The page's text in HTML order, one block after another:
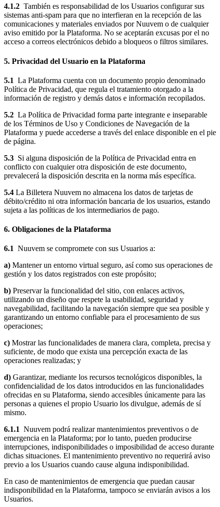
4.1.2 También es responsabilidad de los Usuarios configurar sus
sistemas anti-spam para que no interfieran en la recepción de las
comunicaciones y materiales enviados por Nuuvem o de cualquier
aviso emitido por la Plataforma. No se aceptarán excusas por el no
acceso a correos electrónicos debido a bloqueos o filtros similares.
5. Privacidad del Usuario en la Plataforma
5.1 La Plataforma cuenta con un documento propio denominado
Política de Privacidad, que regula el tratamiento otorgado a la
información de registro y demás datos e información recopilados.
5.2 La Política de Privacidad forma parte integrante e inseparable
de los Términos de Uso y Condiciones de Navegación de la
Plataforma y puede accederse a través del enlace disponible en el pie
de página.
5.3 Si alguna disposición de la Política de Privacidad entra en
conflicto con cualquier otra disposición de este documento,
prevalecerá la disposición descrita en la norma más específica.
5.4 La Billetera Nuuvem no almacena los datos de tarjetas de
débito/crédito ni otra información bancaria de los usuarios, estando
sujeta a las políticas de los intermediarios de pago.
6. Obligaciones de la Plataforma
6.1 Nuuvem se compromete con sus Usuarios a:
a) Mantener un entorno virtual seguro, así como sus operaciones de
gestión y los datos registrados con este propósito;
b) Preservar la funcionalidad del sitio, con enlaces activos,
utilizando un diseño que respete la usabilidad, seguridad y
navegabilidad, facilitando la navegación siempre que sea posible y
garantizando un entorno confiable para el procesamiento de sus
operaciones;
c) Mostrar las funcionalidades de manera clara, completa, precisa y
suficiente, de modo que exista una percepción exacta de las
operaciones realizadas; y
d) Garantizar, mediante los recursos tecnológicos disponibles, la
confidencialidad de los datos introducidos en las funcionalidades
ofrecidas en su Plataforma, siendo accesibles únicamente para las
personas a quienes el propio Usuario los divulgue, además de sí
mismo.
6.1.1 Nuuvem podrá realizar mantenimientos preventivos o de
emergencia en la Plataforma; por lo tanto, pueden producirse
interrupciones, indisponibilidades o imposibilidad de acceso durante
dichas situaciones. El mantenimiento preventivo no requerirá aviso
previo a los Usuarios cuando cause alguna indisponibilidad.
En caso de mantenimientos de emergencia que puedan causar
indisponibilidad en la Plataforma, tampoco se enviarán avisos a los
Usuarios.